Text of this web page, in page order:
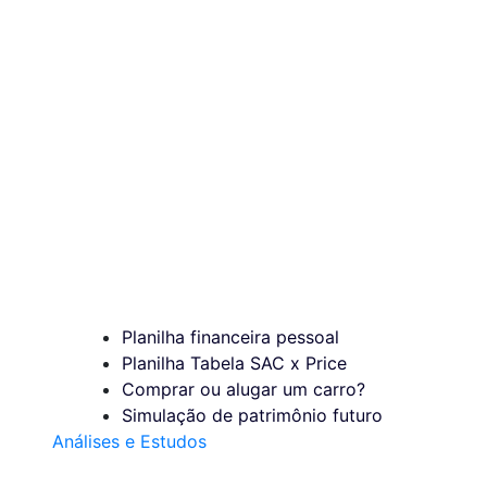
Planilha financeira pessoal
Planilha Tabela SAC x Price
Comprar ou alugar um carro?
Simulação de patrimônio futuro
Análises e Estudos